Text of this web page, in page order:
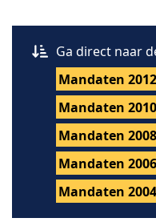
Ga direct naar
Mandaten 2012
Mandaten 2010
Mandaten 2008
Mandaten 2006
Mandaten 2004